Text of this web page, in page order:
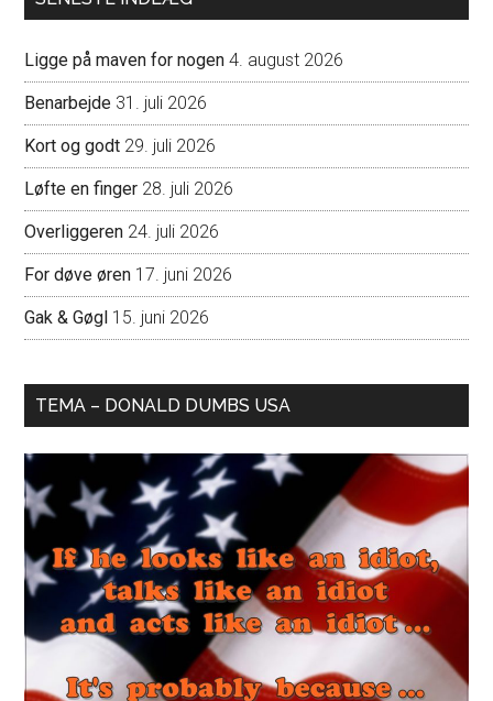
Ligge på maven for nogen 4. august 2026
Benarbejde 31. juli 2026
Kort og godt 29. juli 2026
Løfte en finger 28. juli 2026
Overliggeren 24. juli 2026
For døve øren 17. juni 2026
Gak & Gøgl 15. juni 2026
TEMA – DONALD DUMBS USA